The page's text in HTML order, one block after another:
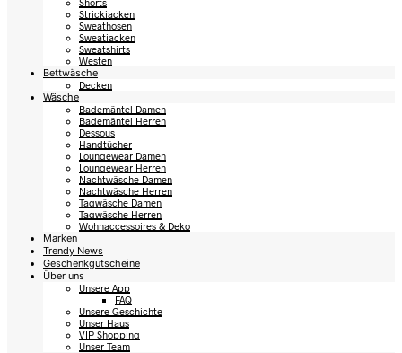
Strickjacken
Sweathosen
Sweatjacken
Sweatshirts
Westen
Bettwäsche
Decken
Wäsche
Bademäntel Damen
Bademäntel Herren
Dessous
Handtücher
Loungewear Damen
Loungewear Herren
Nachtwäsche Damen
Nachtwäsche Herren
Tagwäsche Damen
Tagwäsche Herren
Wohnaccessoires & Deko
Marken
Trendy News
Geschenkgutscheine
Über uns
Unsere App
FAQ
Unsere Geschichte
Unser Haus
VIP Shopping
Unser Team